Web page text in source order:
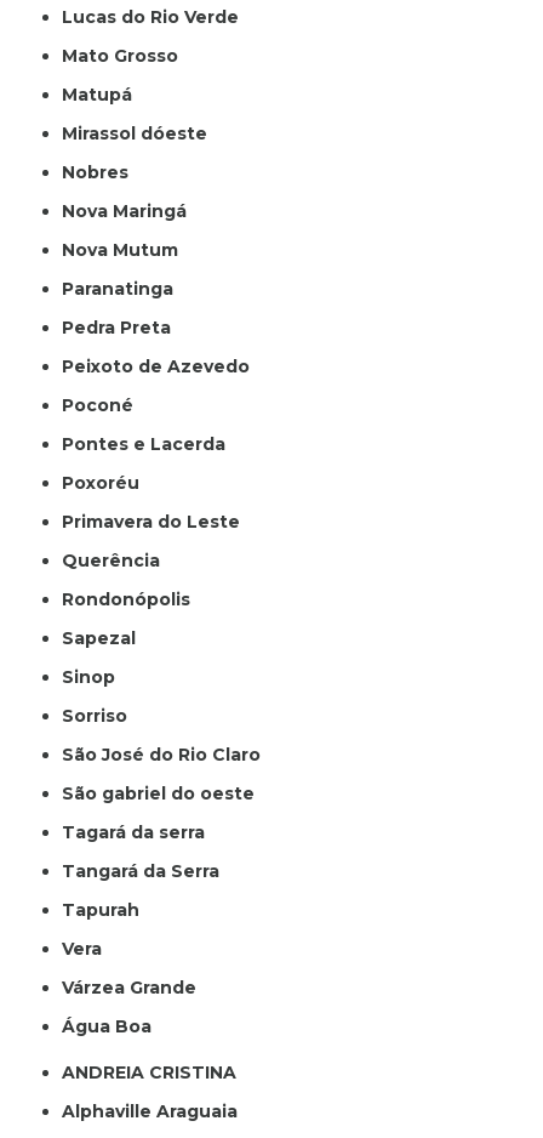
Lucas do Rio Verde
Mato Grosso
Matupá
Mirassol dóeste
Nobres
Nova Maringá
Nova Mutum
Paranatinga
Pedra Preta
Peixoto de Azevedo
Poconé
Pontes e Lacerda
Poxoréu
Primavera do Leste
Querência
Rondonópolis
Sapezal
Sinop
Sorriso
São José do Rio Claro
São gabriel do oeste
Tagará da serra
Tangará da Serra
Tapurah
Vera
Várzea Grande
Água Boa
ANDREIA CRISTINA
Alphaville Araguaia